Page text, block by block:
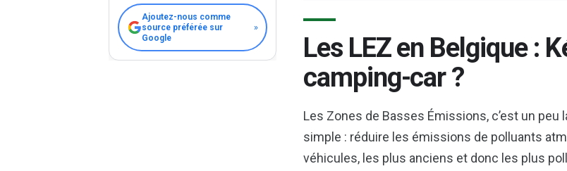
Ajoutez-nous comme
source préférée sur
Google
»
Les LEZ en Belgique :
camping-car ?
Les Zones de Basses Émissions, c’est un peu
simple : réduire les émissions de polluants
véhicules, les plus anciens et donc les plus